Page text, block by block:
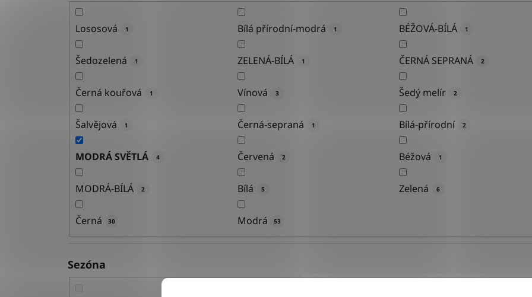
Lososová 1 Bílá přírodní-modrá 1 BÉŽOVÁ-BÍLÁ 1
Šedozelená 1 ZELENÁ-BÍLÁ 1 ČERNÁ SEPRANÁ 2
Černá kouřová 1 Vínová 3 Šedý melír 2
Šalvějová 1 Černá-sepraná 1 Bílá-přírodní 2
MODRÁ SVĚTLÁ 4 Červená 2 Béžová 1
MODRÁ-BÍLÁ 2 Bílá 5 Zelená 6
Černá 30 Modrá 53
Sezóna